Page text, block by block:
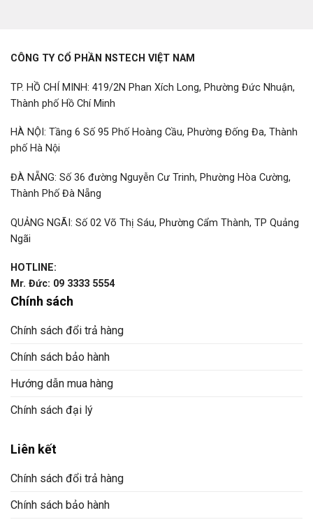
CÔNG TY CỔ PHẦN NSTECH VIỆT NAM
TP. HỒ CHÍ MINH: 419/2N Phan Xích Long, Phường Đức Nhuận,
Thành phố Hồ Chí Minh
HÀ NỘI: Tầng 6 Số 95 Phố Hoàng Cầu, Phường Đống Đa, Thành
phố Hà Nội
ĐÀ NẴNG: Số 36 đường Nguyễn Cư Trinh, Phường Hòa Cường,
Thành Phố Đà Nẵng
QUẢNG NGÃI: Số 02 Võ Thị Sáu, Phường Cẩm Thành, TP Quảng
Ngãi
HOTLINE:
Mr. Đức: 09 3333 5554
Chính sách
Chính sách đổi trả hàng
Chính sách bảo hành
Hướng dẫn mua hàng
Chính sách đại lý
Liên kết
Chính sách đổi trả hàng
Chính sách bảo hành